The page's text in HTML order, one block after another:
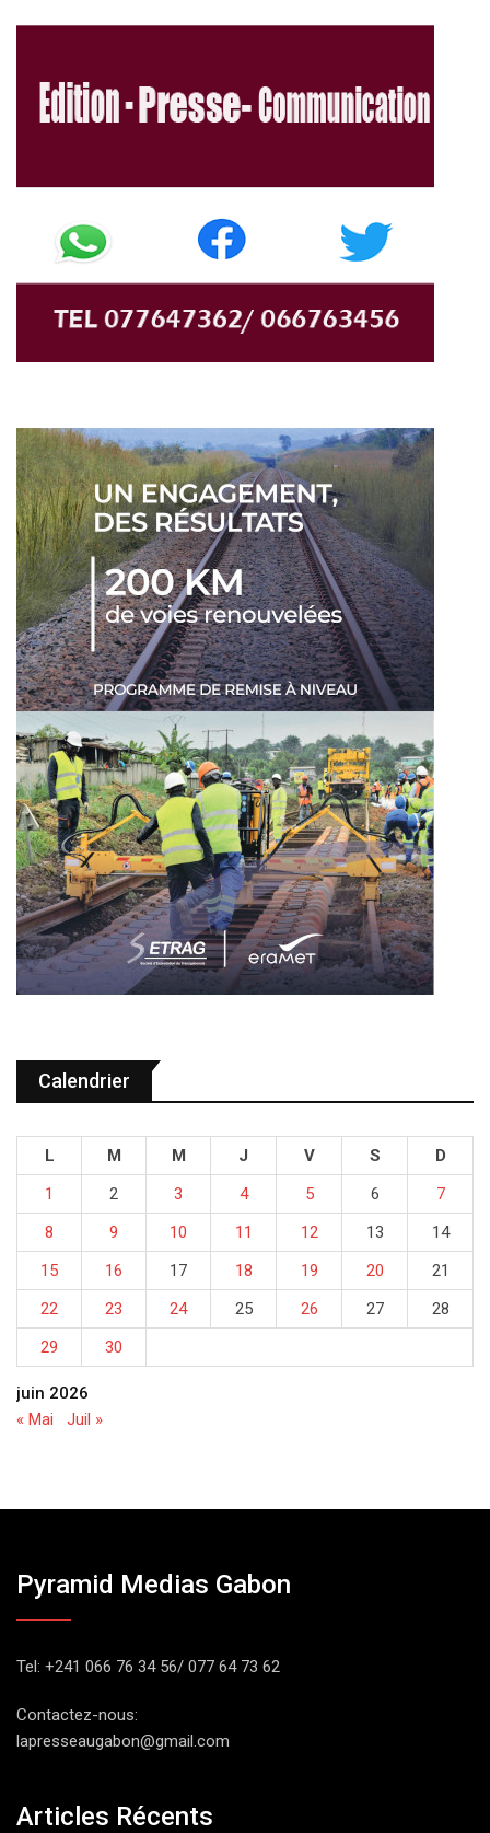
Calendrier
juin 2026
L M M J V S
D
1
2 3 4 5 6
7
8
9 10 11 12 13
14
15
16 17 18 19 20
21
22
23 24 25 26 27
28
29
30
« Mai Juil »
Pyramid Medias Gabon
Tel: +241 066 76 34 56/ 077 64 73 62
Contactez-nous:
lapresseaugabon@gmail.com
Articles Récents